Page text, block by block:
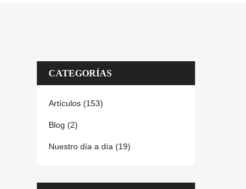
CATEGORÍAS
Artículos (153)
Blog (2)
Nuestro día a día (19)